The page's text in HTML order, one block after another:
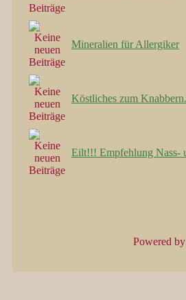
Mineralien für Allergiker
Köstliches zum
Eilt!!! Empfehlung Nass-
Powered by